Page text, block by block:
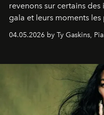
revenons sur certains
gala et leurs moments
04.05.2026 by Ty Gaskins,